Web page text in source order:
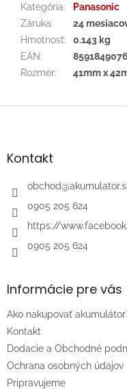
Kategória:
Panasonic
Záruka:
24
Hmotnosť:
0.143 kg
EAN:
Rozmer: 41mm x
Z
äKontakt
obchod@
0905 205 624
https://
0905 205 624
Informácie pre vás
Ako nakupovať
Kontakt
Dodacie a Obchodné
Ochrana osobných údajov
Pripravujeme